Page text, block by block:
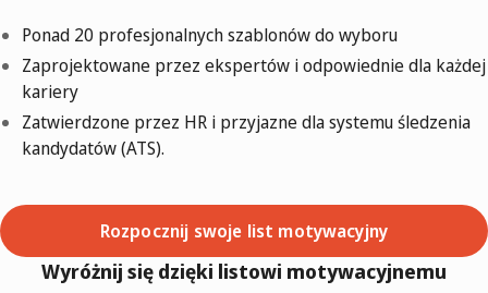
Ponad 20 profesjonalnych szablonów do wyboru
Zaprojektowane przez ekspertów i odpowiednie dla każdej
kariery
Zatwierdzone przez HR i przyjazne dla systemu śledzenia
kandydatów (ATS).
Rozpocznij swoje list motywacyjny
Wyróżnij się dzięki listowi motywacyjnemu